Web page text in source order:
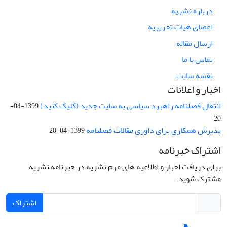
درباره نشریه
اعضای هیات تحریریه
ارسال مقاله
تماس با ما
نقشه سایت
اخبار و اعلانات
انتقال فصلنامه راهبرد سیاسی به سایت جدید (کلیک کنید)
1399-04-
20
پذیرش همکاری برای داوری مقالات فصلنامه1399-04-20
اشتراک خبرنامه
برای دریافت اخبار و اطلاعیه های مهم نشریه در خبرنامه نشریه
مشترک شوید.
اشتراک